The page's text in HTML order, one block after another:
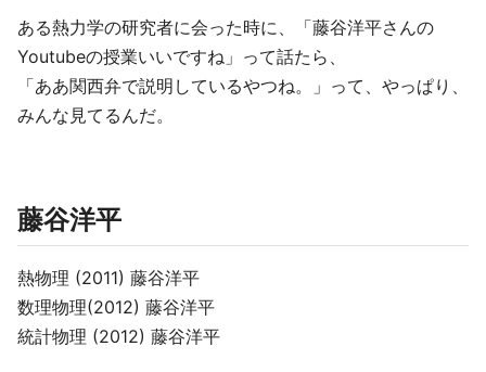
ある熱力学の研究者に会った時に、「藤谷洋平さんの
Youtubeの授業いいですね」って話たら、
「ああ関西弁で説明しているやつね。」って、やっぱり、
みんな見てるんだ。
藤谷洋平
熱物理 (2011) 藤谷洋平
数理物理(2012) 藤谷洋平
統計物理 (2012) 藤谷洋平